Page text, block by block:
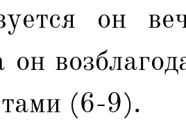
он
он
(6-9).